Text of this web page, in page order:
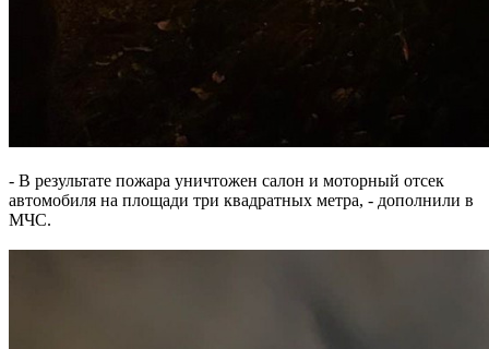
- В результате пожара уничтожен салон и моторный отсек
автомобиля на площади три квадратных метра, - дополнили в
МЧС.